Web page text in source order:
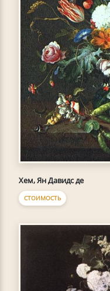
Хем, Ян Давидс де
СТОИМОСТЬ